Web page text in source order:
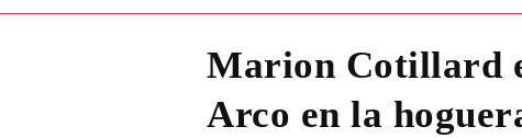
Marion Cotillard
Arco en la